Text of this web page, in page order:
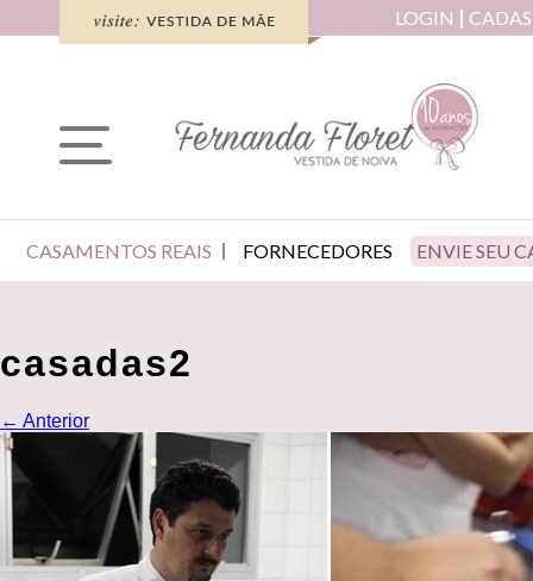
LOGIN
CASAMENTOS REAIS FORNECEDORES ENVIE SEU
casadas2
← Anterior